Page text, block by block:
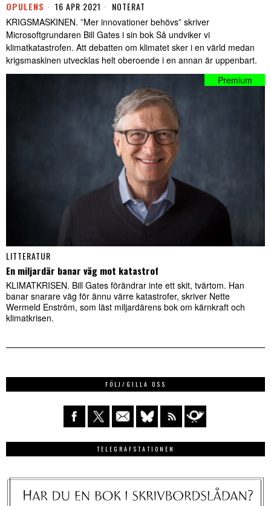
OPULENS 16 APR 2021 NOTERAT
KRIGSMASKINEN. ”Mer innovationer behövs” skriver
Microsoftgrundaren Bill Gates i sin bok Så undviker vi
klimatkatastrofen. Att debatten om klimatet sker i en värld medan
krigsmaskinen utvecklas helt oberoende i en annan är uppenbart.
LITTERATUR
En miljardär banar väg mot katastrof
KLIMATKRISEN. Bill Gates förändrar inte ett skit, tvärtom. Han
banar snarare väg för ännu värre katastrofer, skriver Nette
Wermeld Enström, som läst miljardärens bok om kärnkraft och
klimatkrisen.
FÖLJ/GILLA OSS
TELEGRAFSTATIONEN